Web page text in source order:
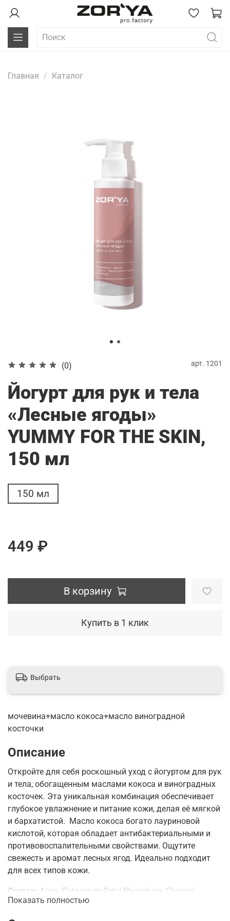
Главная Каталог
(0) арт. 1201
Йогурт для рук и тела
«Лесные ягоды»
YUMMY FOR THE SKIN,
150 мл
150 мл
449 ₽
В корзину
Купить в 1 клик
Выбрать
мочевина+масло кокоса+масло виноградной
косточки
Описание
Откройте для себя роскошный уход с йогуртом для рук
и тела, обогащенным маслами кокоса и виноградных
косточек. Эта уникальная комбинация обеспечивает
глубокое увлажнение и питание кожи, делая её мягкой
и бархатистой. Масло кокоса богато лауриновой
кислотой, которая обладает антибактериальными и
противовоспалительными свойствами. Ощутите
свежесть и аромат лесных ягод. Идеально подходит
для всех типов кожи.
Состав: Aqua, Potassium Cetyl Phosphate, Glyceryl
Stearate, PEG-100 Stearate, Caprylic/Capric Triglyceride,
Показать полностью